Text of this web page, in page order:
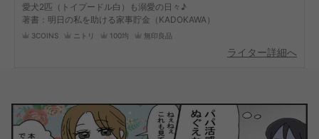
愛犬2匹（トイプードル白）も溺愛の日々♪
著書：明日の私を助ける家事貯金（KADOKAWA）
3COINS ニトリ 100均 無印良品
ライター詳細へ